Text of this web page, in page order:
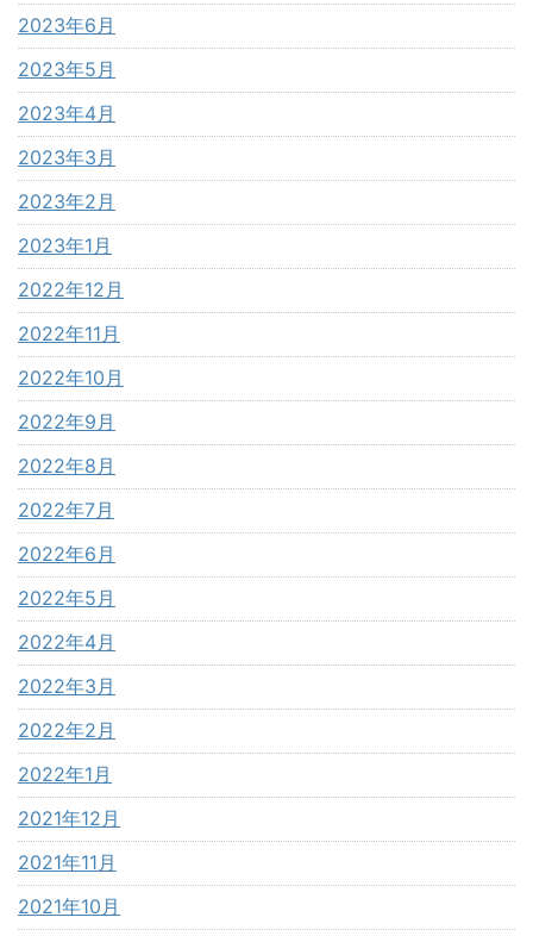
2023年6月
2023年5月
2023年4月
2023年3月
2023年2月
2023年1月
2022年12月
2022年11月
2022年10月
2022年9月
2022年8月
2022年7月
2022年6月
2022年5月
2022年4月
2022年3月
2022年2月
2022年1月
2021年12月
2021年11月
2021年10月